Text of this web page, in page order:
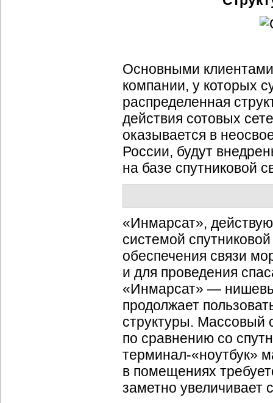
Основными клиентами
компании, у которых
распределенная
действия сотовых
оказывается в
России, будут
на базе спутниковой
«Инмарсат»,
системой
обеспечения связи
и для проведения
«Инмарсат» —
продолжает
структуры. Массовый
по сравнению со
терминал-«ноутбук»
в помещениях
заметно увеличивает